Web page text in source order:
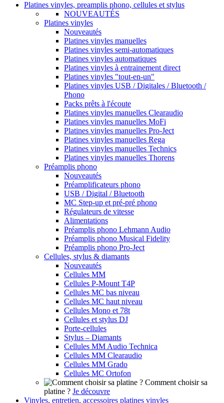
Platines vinyles, preamplis phono, cellules et stylus
NOUVEAUTÉS
Platines vinyles
Nouveautés
Platines vinyles manuelles
Platines vinyles semi-automatiques
Platines vinyles automatiques
Platines vinyles à entrainement direct
Platines vinyles "tout-en-un"
Platines vinyles USB / Digitales / Bluetooth /
Phono
Packs prêts à l'écoute
Platines vinyles manuelles Clearaudio
Platines vinyles manuelles MoFi
Platines vinyles manuelles Pro-Ject
Platines vinyles manuelles Rega
Platines vinyles manuelles Technics
Platines vinyles manuelles Thorens
Préamplis phono
Nouveautés
Préamplificateurs phono
USB / Digital / Bluetooth
MC Step-up et pré-pré phono
Régulateurs de vitesse
Alimentations
Préamplis phono Lehmann Audio
Préamplis phono Musical Fidelity
Préamplis phono Pro-Ject
Cellules, stylus & diamants
Nouveautés
Cellules MM
Cellules P-Mount T4P
Cellules MC bas niveau
Cellules MC haut niveau
Cellules Mono et 78t
Cellules et stylus DJ
Porte-cellules
Stylus – Diamants
Cellules MM Audio Technica
Cellules MM Clearaudio
Cellules MM Grado
Cellules MC Ortofon
Comment choisir sa
platine ? Je découvre
Vinyles, entretien, accessoires platines vinyles